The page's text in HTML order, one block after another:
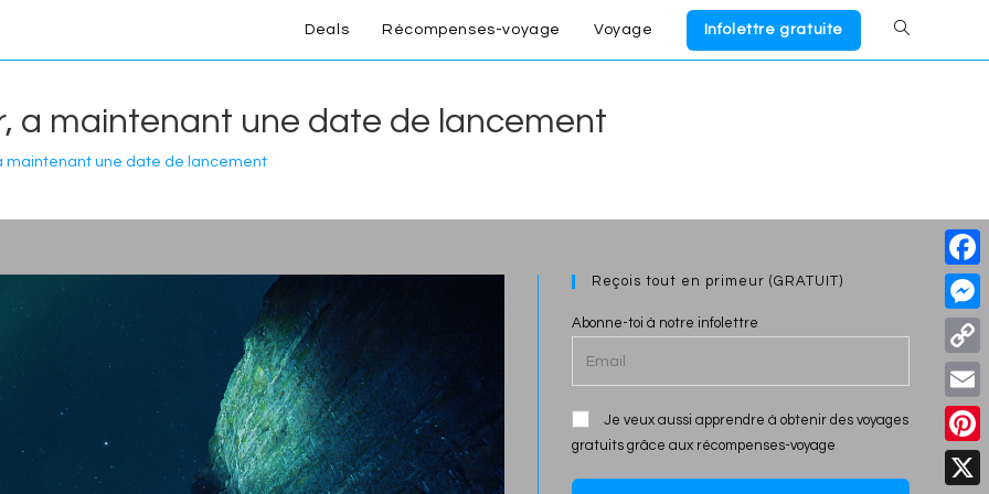
Deals Récompenses-voyage Voyage Infolettre gratuite Toggle
a maintenant une date de lancement
a maintenant une date de lancement
Reçois tout en primeur (GRATUIT)
Abonne-toi à notre infolettre
Je veux aussi apprendre à obtenir des voyages
gratuits grâce aux récompenses-voyage
F
a
c
e
b
o
e
s
s
e
C
o
p
y
E
m
a
P